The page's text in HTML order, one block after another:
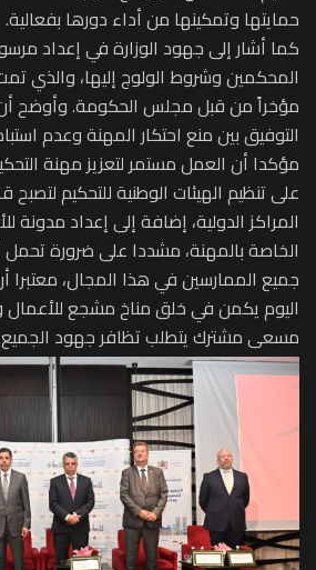
حمايتها وتمكينها من أداء دورها بفعالية.
كما أشار إلى جهود الوزارة في إعداد
المحكمين وشروط الولوج إليها، والذي
مؤخراً من قبل مجلس الحكومة. وأوضح أن
التوفيق بين منع احتكار المهنة وعدم
مؤكدا أن العمل مستمر لتعزيز مهنة
على تنظيم الهيئات الوطنية للتحكيم
المراكز الدولية، إضافة إلى إعداد مدونة
الخاصة بالمهنة، مشددا على ضرورة
جميع الممارسين في هذا المجال، معتبرا
اليوم يكمن في خلق مناخ مشجع للأعمال
مسعى مشترك يتطلب تظافر جهود